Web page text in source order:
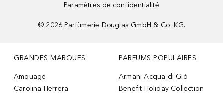
Paramètres de confidentialité
© 2026 Parfümerie Douglas GmbH & Co. KG.
GRANDES MARQUES
Amouage
Carolina Herrera
PARFUMS POPULAIRES
Armani Acqua di Giò
Benefit Holiday Collection